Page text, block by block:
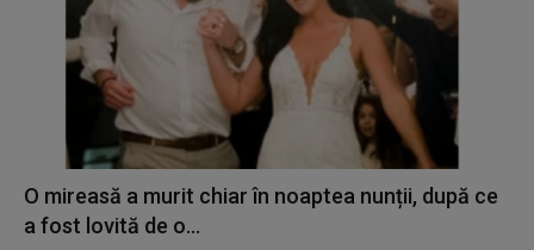
O mireasă a murit chiar în noaptea nunții, după ce
a fost lovită de o...